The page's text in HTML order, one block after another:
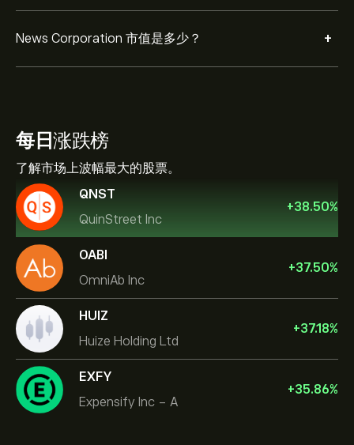
News Corporation 市值是多少？ +
每日涨跌榜
了解市场上波幅最大的股票。
QNST
QuinStreet Inc
+38.50%
OABI
OmniAb Inc
+37.50%
HUIZ
Huize Holding Ltd
+37.18%
EXFY
Expensify Inc - A
+35.86%
Micron Technology, Inc.